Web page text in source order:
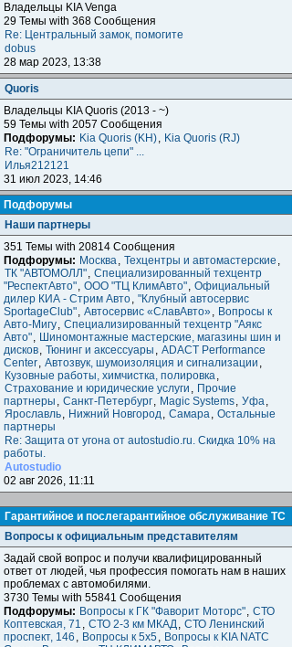
Владельцы KIA Venga
29 Темы with 368 Сообщения
Re: Центральный замок, помогите
dobus
28 мар 2023, 13:38
Quoris
Владельцы KIA Quoris (2013 - ~)
59 Темы with 2057 Сообщения
Подфорумы: Kia Quoris (KH), Kia Quoris (RJ)
Re: "Ограничитель цепи" ...
Илья212121
31 июл 2023, 14:46
Подфорумы
Наши партнеры
351 Темы with 20814 Сообщения
Подфорумы: Москва, Техцентры и автомастерские ,
ТК "АВТОМОЛЛ", Специализированный техцентр
"РеспектАвто", ООО "ТЦ КлимАвто", Официальный
дилер КИА - Стрим Авто, "Клубный автосервис
SportageClub", Автосервис «СлавАвто», Вопросы к
Авто-Мигу, Специализированный техцентр "Аякс
Авто", Шиномонтажные мастерские, магазины шин и
дисков, Тюнинг и аксессуары , ADACT Performance
Center, Автозвук, шумоизоляция и сигнализации ,
Кузовные работы, химчистка, полировка,
Страхование и юридические услуги , Прочие
партнеры , Санкт-Петербург, Magic Systems, Уфа,
Ярославль, Нижний Новгород, Самара, Остальные
партнеры
Re: Защита от угона от autostudio.ru. Скидка 10% на
работы.
Autostudio
02 авг 2026, 11:11
Гарантийное и послегарантийное обслуживание ТС
Вопросы к официальным представителям
Задай свой вопрос и получи квалифицированный
ответ от людей, чья профессия помогать нам в наших
проблемах с автомобилями.
3730 Темы with 55841 Сообщения
Подфорумы: Вопросы к ГК "Фаворит Моторс", СТО
Коптевская, 71 , СТО 2-3 км МКАД, СТО Ленинский
проспект, 146 , Вопросы к 5x5, Вопросы к KIA NATC